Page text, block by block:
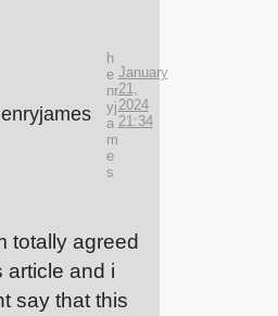
h
e
nr
yj
a
m
e
s
January
21,
2024
21:34
totally agreed
article and i
say that this